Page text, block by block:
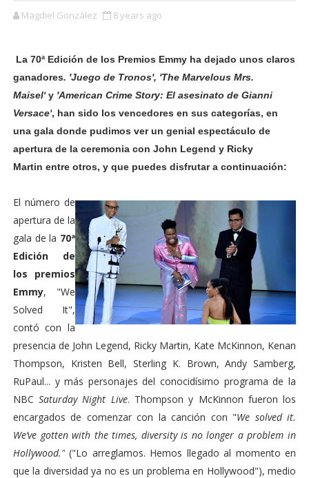
Magdiel González 8 years ago
La 70ª Edición de los Premios Emmyha dejado unos claros
ganadores. 'Juego de Tronos', 'The Marvelous Mrs.
Maisel'y 'American Crime Story: El asesinato de Gianni
Versace', han sido los vencedores en sus categorías, en
una gala donde pudimos ver un genial espectáculo de
apertura de la ceremonia con John Legend y Ricky
Martin entre otros, y que puedes disfrutar a continuación:
El número de
apertura de la
gala de la 70ª
Edición de
los premios
Emmy, "We
Solved It",
contó con la
presencia de John Legend, Ricky Martin, Kate McKinnon, Kenan
Thompson, Kristen Bell, Sterling K. Brown, Andy Samberg,
RuPaul... y más personajes del conocidísimo programa de la
NBC Saturday Night Live. Thompson y McKinnon fueron los
encargados de comenzar con la canción con "We solved it.
We’ve gotten with the times, diversity is no longer a problem in
Hollywood."("Lo arreglamos. Hemos llegado al momento en
que la diversidad ya no es un problema en Hollywood"), medio